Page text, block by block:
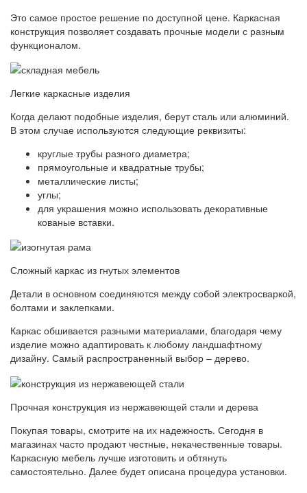
Это самое простое решение по доступной цене. Каркасная
конструкция позволяет создавать прочные модели с разным
функционалом.
Легкие каркасные изделия
Когда делают подобные изделия, берут сталь или алюминий.
В этом случае используются следующие реквизиты:
круглые трубы разного диаметра;
прямоугольные и квадратные трубы;
металлические листы;
углы;
для украшения можно использовать декоративные
кованые вставки.
Сложный каркас из гнутых элементов
Детали в основном соединяются между собой электросваркой,
болтами и заклепками.
Каркас обшивается разными материалами, благодаря чему
изделие можно адаптировать к любому ландшафтному
дизайну. Самый распространенный выбор – дерево.
Прочная конструкция из нержавеющей стали и дерева
Покупая товары, смотрите на их надежность. Сегодня в
магазинах часто продают честные, некачественные товары.
Каркасную мебель лучше изготовить и обтянуть
самостоятельно. Далее будет описана процедура установки.